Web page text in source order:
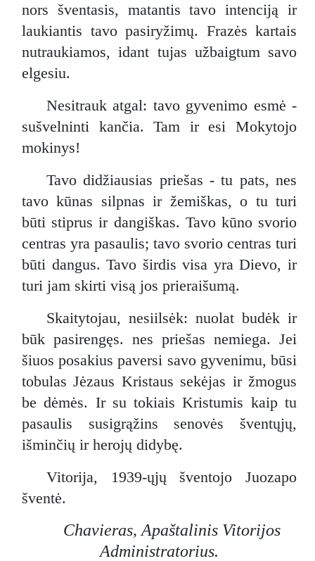
nors šventasis, matantis tavo intenciją ir
laukiantis tavo pasiryžimų. Frazės kartais
nutraukiamos, idant tujas užbaigtum savo
elgesiu.
Nesitrauk atgal: tavo gyvenimo esmė -
sušvelninti kančia. Tam ir esi Mokytojo
mokinys!
Tavo didžiausias priešas - tu pats, nes
tavo kūnas silpnas ir žemiškas, o tu turi
būti stiprus ir dangiškas. Tavo kūno svorio
centras yra pasaulis; tavo svorio centras turi
būti dangus. Tavo širdis visa yra Dievo, ir
turi jam skirti visą jos prieraišumą.
Skaitytojau, nesiilsėk: nuolat budėk ir
būk pasirengęs. nes priešas nemiega. Jei
šiuos posakius paversi savo gyvenimu, būsi
tobulas Jėzaus Kristaus sekėjas ir žmogus
be dėmės. Ir su tokiais Kristumis kaip tu
pasaulis susigrąžins senovės šventųjų,
išminčių ir herojų didybę.
Vitorija, 1939-ųjų šventojo Juozapo
šventė.
Chavieras, Apaštalinis Vitorijos
Administratorius.